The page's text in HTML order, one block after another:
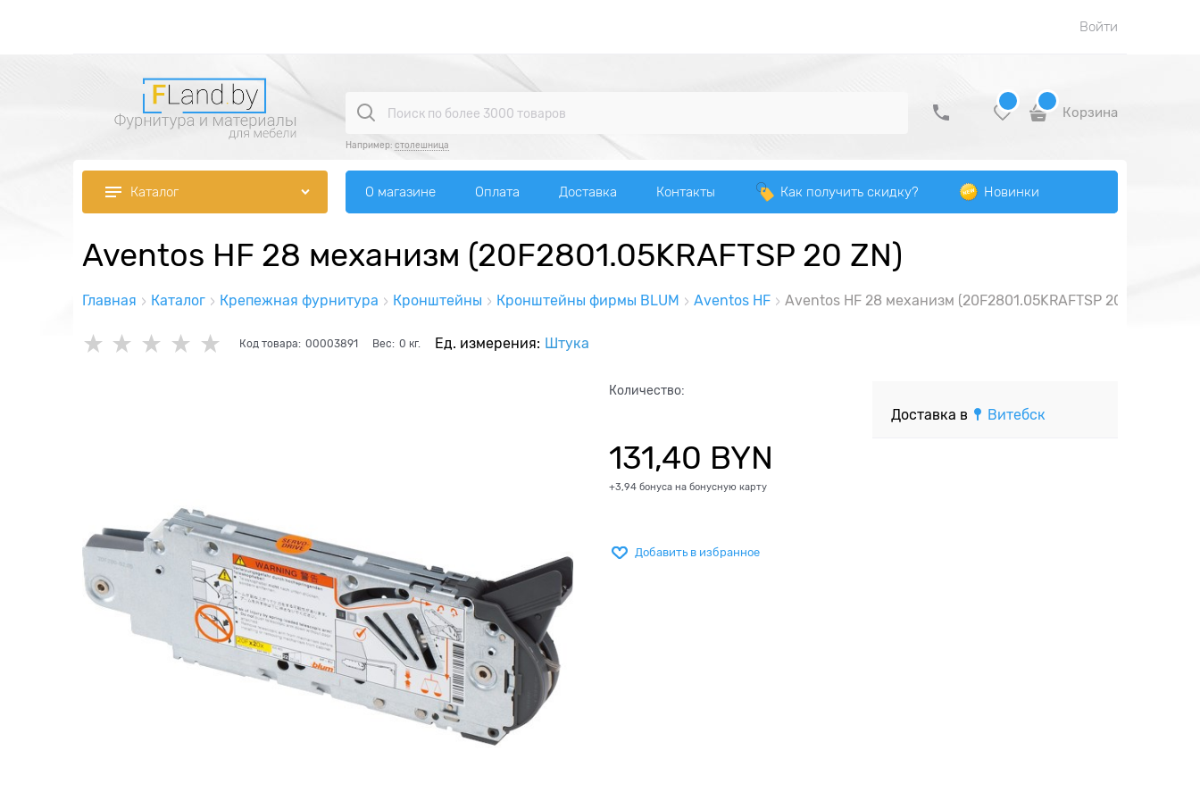
Войти
Например: столешница
Корзина
Каталог О магазине Оплата Доставка Контакты Как получить скидку? Новинки
Aventos HF 28 механизм (20F2801.05KRAFTSP 20 ZN)
Главная Каталог Крепежная фурнитура Кронштейны Кронштейны фирмы BLUM Aventos HF Aventos HF 28 механизм (20F2801.05KRAFTSP 20 ZN)
Код товара: 00003891 Вес: 0 кг. Ед. измерения: Штука
Количество:
131,40 BYN
+3,94 бонуса на бонусную карту
Добавить в избранное
Доставка в Витебск